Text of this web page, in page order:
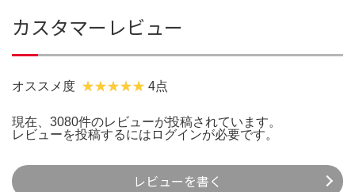
カスタマーレビュー
オススメ度 4点
現在、3080件のレビューが投稿されています。
レビューを投稿するには ログインが必要です。
レビューを書く